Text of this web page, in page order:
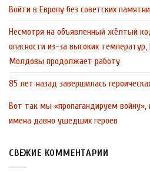
Войти в Европу без советских
Несмотря на объявленный жёлтый
опасности из-за высоких
Молдовы продолжает работу
85 лет назад завершилась
Вот так мы «пропагандируем войну»,
имена давно ушедших героев
СВЕЖИЕ КОММЕНТАРИИ